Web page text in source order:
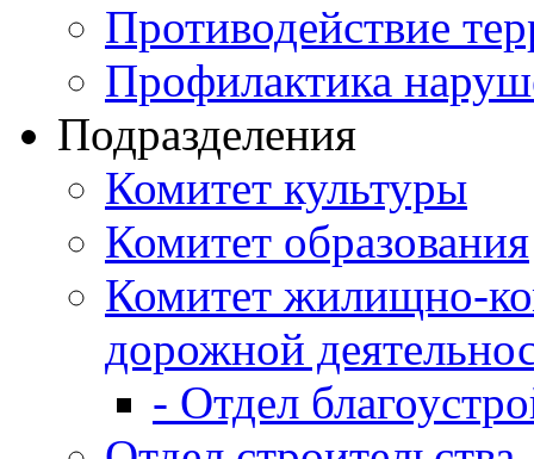
Противодействие
Профилактика
Подразделения
Комитет культуры
Комитет образования
Комитет жилищно-
дорожной
- Отдел